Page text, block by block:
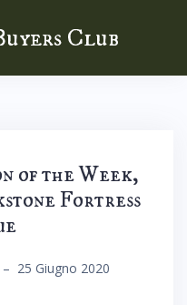
Club
of the Week,
Fortress
– 25 Giugno 2020